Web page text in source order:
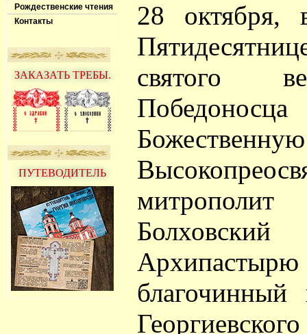
Рождественские чтения
Контакты
ЗАКАЗАТЬ ТРЕБЫ.
ПУТЕВОДИТЕЛЬ
28
святого
благочинный